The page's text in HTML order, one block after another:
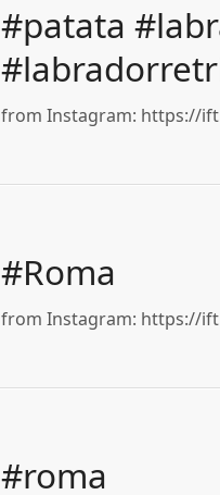
#patata
from Instagram: https://
#Roma
from Instagram: https://
#roma